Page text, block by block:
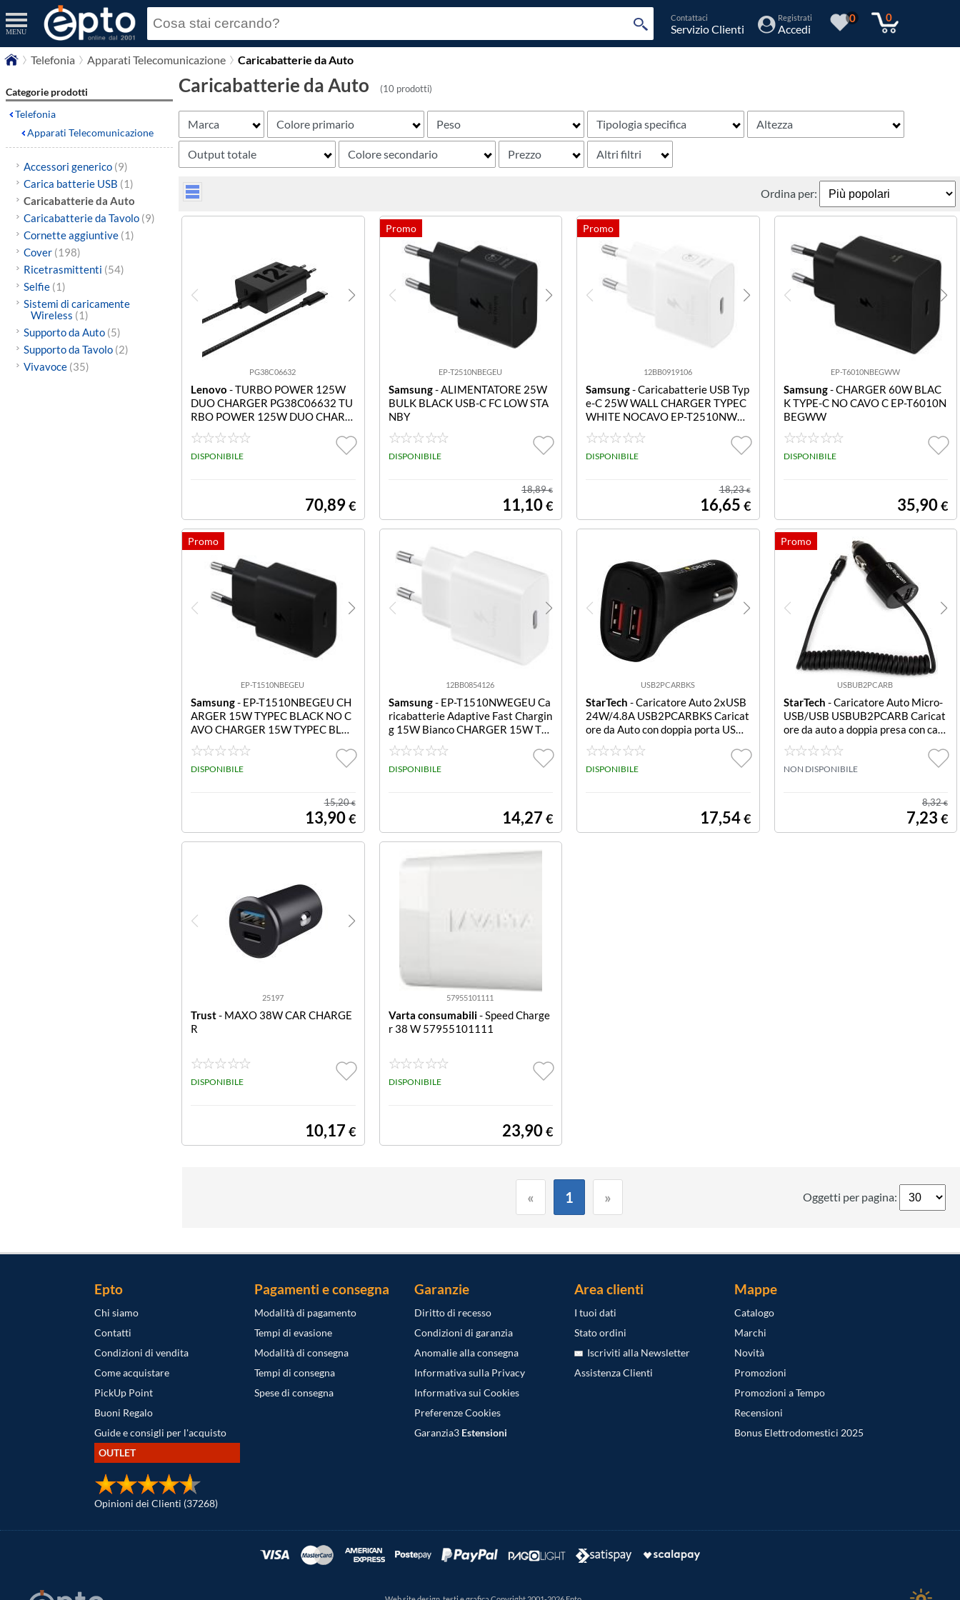
MENU
Contattaci
Servizio Clienti
Registrati
Accedi
0 0
Telefonia Apparati Telecomunicazione Caricabatterie da Auto
Categorie prodotti
Telefonia
Apparati Telecomunicazione
Accessori generico (9)
Carica batterie USB (1)
Caricabatterie da Auto
Caricabatterie da Tavolo (9)
Cornette aggiuntive (1)
Cover (198)
Ricetrasmittenti (54)
Selfie (1)
Sistemi di caricamente
Wireless (1)
Supporto da Auto (5)
Supporto da Tavolo (2)
Vivavoce (35)
Caricabatterie da Auto (10 prodotti)
Marca Colore primario Peso Tipologia specifica Altezza
Output totale Colore secondario Prezzo Altri filtri
Ordina per:
PG38C06632
Lenovo - TURBO POWER 125W
DUO CHARGER PG38C06632 TU
RBO POWER 125W DUO CHARG
ER
DISPONIBILE
70,89€
EP-T2510NBEGEU
Samsung- ALIMENTATORE 25W
BULK BLACK USB-C FC LOW STA
NBY
DISPONIBILE
18,89€
11,10€
12BB0919106
Samsung- Caricabatterie USB Typ
e-C 25W WALL CHARGER TYPEC
WHITE NOCAVO EP-T2510NWE
GEU WALL CHARGER 25W TYPE
C WHITE NOCAVO
DISPONIBILE
18,23€
16,65 €
EP-T6010NBEGWW
Samsung- CHARGER 60W BLAC
K TYPE-C NO CAVO C EP-T6010N
BEGWW
DISPONIBILE
35,90€
EP-T1510NBEGEU
Samsung- EP-T1510NBEGEU CH
ARGER 15W TYPEC BLACK NO C
AVO CHARGER 15W TYPEC BLA
CK NO CAVO
DISPONIBILE
15,20€
13,90€
12BB0854126
Samsung- EP-T1510NWEGEU Ca
ricabatterie Adaptive Fast Chargin
g 15W Bianco CHARGER 15W TY
PEC WHITE NO CAVO
DISPONIBILE
14,27 €
USB2PCARBKS
StarTech - Caricatore Auto 2xUSB
24W/4.8A USB2PCARBKS Caricat
ore da Auto con doppia porta USB -
24W/4.8A - Nero
DISPONIBILE
17,54€
USBUB2PCARB
StarTech - Caricatore Auto Micro-
USB/USB USBUB2PCARB Caricat
ore da auto a doppia presa con cav
o Micro-USB piu porta USB - Alta p
otenza ( 21 Watt / 4.2A ) - Nero
NON DISPONIBILE
8,32€
7,23 €
25197
Trust- MAXO 38W CAR CHARGE
R
DISPONIBILE
10,17 €
57955101111
Varta consumabili- Speed Charge
r 38 W 57955101111
DISPONIBILE
23,90€
« 1 » Oggetti per pagina:
Epto
Chi siamo
Contatti
Condizioni di vendita
Come acquistare
PickUp Point
Buoni Regalo
Guide e consigli per l'acquisto
OUTLET
Opinioni dei Clienti (37268)
Pagamenti e consegna
Modalità di pagamento
Tempi di evasione
Modalità di consegna
Tempi di consegna
Spese di consegna
Garanzie
Diritto di recesso
Condizioni di garanzia
Anomalie alla consegna
Informativa sulla Privacy
Informativa sui Cookies
Preferenze Cookies
Garanzia3 Estensioni
Area clienti
I tuoi dati
Stato ordini
Iscriviti alla Newsletter
Assistenza Clienti
Mappe
Catalogo
Marchi
Novità
Promozioni
Promozioni a Tempo
Recensioni
Bonus Elettrodomestici 2025